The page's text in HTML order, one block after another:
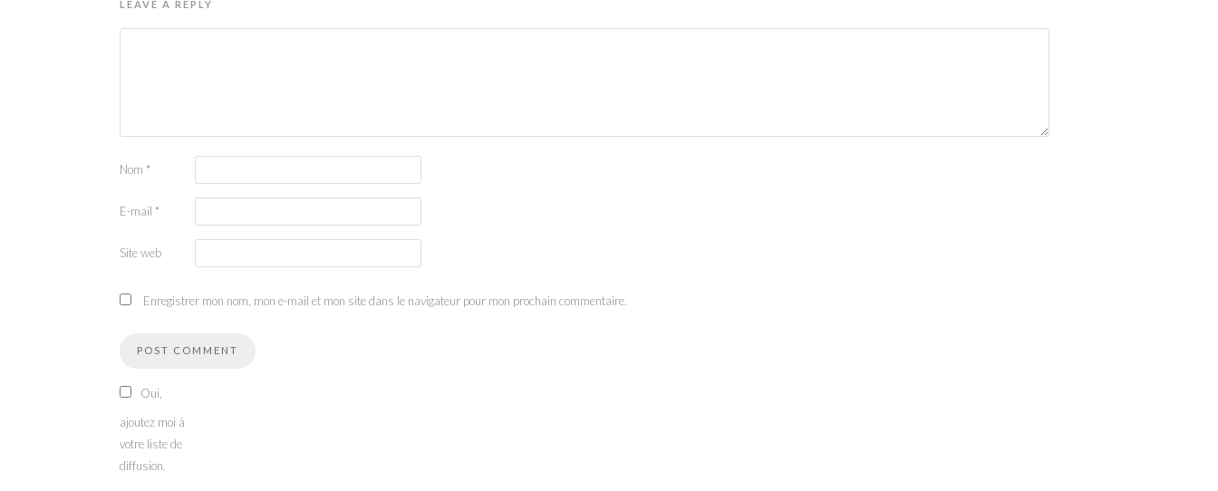
LEAVE A REPLY
Nom *
E-mail *
Site web
Enregistrer mon nom, mon e-mail et mon site dans le navigateur pour mon prochain commentaire.
Oui,
ajoutez moi à
votre liste de
diffusion.